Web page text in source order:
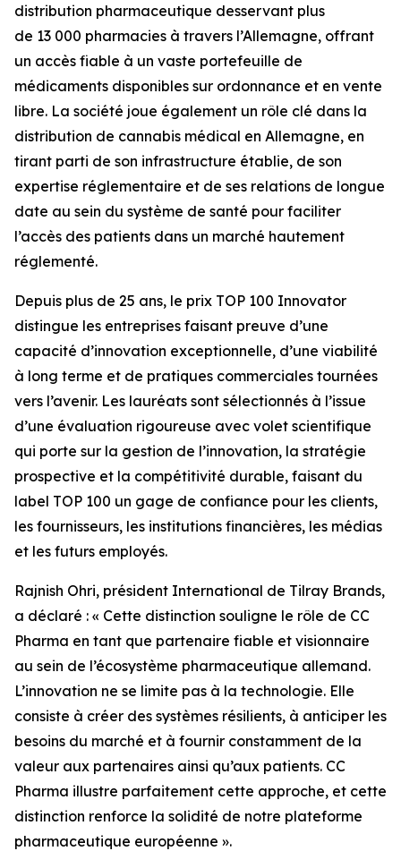
distribution pharmaceutique desservant plus
de 13 000 pharmacies à travers l’Allemagne, offrant
un accès fiable à un vaste portefeuille de
médicaments disponibles sur ordonnance et en vente
libre. La société joue également un rôle clé dans la
distribution de cannabis médical en Allemagne, en
tirant parti de son infrastructure établie, de son
expertise réglementaire et de ses relations de longue
date au sein du système de santé pour faciliter
l’accès des patients dans un marché hautement
réglementé.
Depuis plus de 25 ans, le prix TOP 100 Innovator
distingue les entreprises faisant preuve d’une
capacité d’innovation exceptionnelle, d’une viabilité
à long terme et de pratiques commerciales tournées
vers l’avenir. Les lauréats sont sélectionnés à l’issue
d’une évaluation rigoureuse avec volet scientifique
qui porte sur la gestion de l’innovation, la stratégie
prospective et la compétitivité durable, faisant du
label TOP 100 un gage de confiance pour les clients,
les fournisseurs, les institutions financières, les médias
et les futurs employés.
Rajnish Ohri, président International de Tilray Brands,
a déclaré : « Cette distinction souligne le rôle de CC
Pharma en tant que partenaire fiable et visionnaire
au sein de l’écosystème pharmaceutique allemand.
L’innovation ne se limite pas à la technologie. Elle
consiste à créer des systèmes résilients, à anticiper les
besoins du marché et à fournir constamment de la
valeur aux partenaires ainsi qu’aux patients. CC
Pharma illustre parfaitement cette approche, et cette
distinction renforce la solidité de notre plateforme
pharmaceutique européenne ».